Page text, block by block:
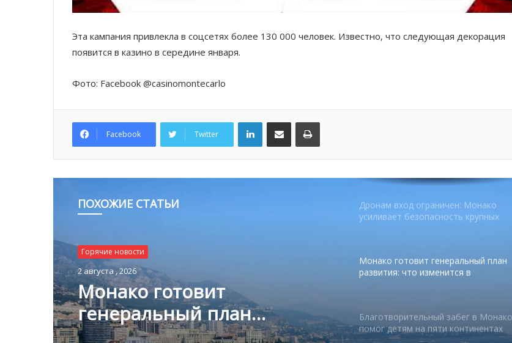
Эта кампания привлекла в соцсетях более 130 000 человек. Известно, что следующая декорация
появится в казино в середине января.
Фото: Facebook @casinomontecarlo
Facebook Twitter
LinkedInПоделиться по электронной почте Распечатать
ПОХОЖИЕ СТАТЬИ
Горячие новости
1 августа , 2026
Благотворительный забег в
Монако помог детям на
пяти континентах
В Монако раскрыли мошенничество
усиливает безопасность крупных
Монако готовит генеральный план
развития: что изменится в
Благотворительный забег в Монако
помог детям на пяти континентах
После финиша начинается главное:
Монако подсчитывает
экономическую ценность Гран-при